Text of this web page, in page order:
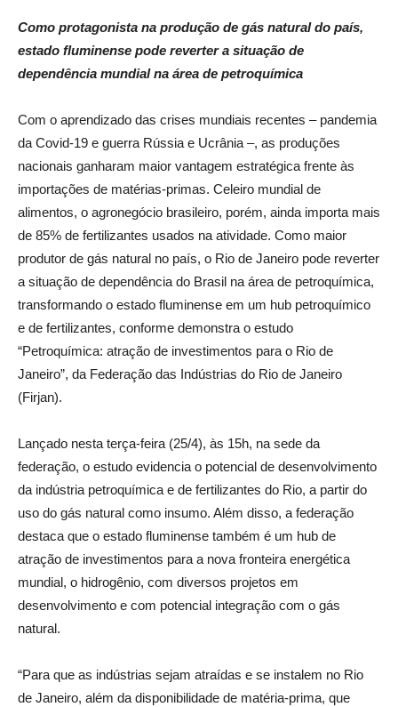
Como protagonista na produção de gás natural do país,
estado fluminense pode reverter a situação de
dependência mundial na área de petroquímica
Com o aprendizado das crises mundiais recentes – pandemia
da Covid-19 e guerra Rússia e Ucrânia –, as produções
nacionais ganharam maior vantagem estratégica frente às
importações de matérias-primas. Celeiro mundial de
alimentos, o agronegócio brasileiro, porém, ainda importa mais
de 85% de fertilizantes usados na atividade. Como maior
produtor de gás natural no país, o Rio de Janeiro pode reverter
a situação de dependência do Brasil na área de petroquímica,
transformando o estado fluminense em um hub petroquímico
e de fertilizantes, conforme demonstra o estudo
“Petroquímica: atração de investimentos para o Rio de
Janeiro”, da Federação das Indústrias do Rio de Janeiro
(Firjan).
Lançado nesta terça-feira (25/4), às 15h, na sede da
federação, o estudo evidencia o potencial de desenvolvimento
da indústria petroquímica e de fertilizantes do Rio, a partir do
uso do gás natural como insumo. Além disso, a federação
destaca que o estado fluminense também é um hub de
atração de investimentos para a nova fronteira energética
mundial, o hidrogênio, com diversos projetos em
desenvolvimento e com potencial integração com o gás
natural.
“Para que as indústrias sejam atraídas e se instalem no Rio
de Janeiro, além da disponibilidade de matéria-prima, que